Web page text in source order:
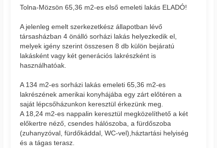
Tolna-Mözsön 65,36 m2-es első emeleti lakás ELADÓ!
A jelenleg emelt szerkezetkész állapotban lévő
társasházban 4 önálló sorházi lakás helyezkedik el,
melyek igény szerint összesen 8 db külön bejáratú
lakásként vagy két generációs lakrészként is
használhatóak.
A 134 m2-es sorházi lakás emeleti 65,36 m2-es
lakrészének amerikai konyhájába egy zárt előtéren a
saját lépcsőházunkon keresztül érkezünk meg.
A 18,24 m2-es nappalin keresztül megközelíthető a két
előkertre néző, csendes hálószoba, a fürdőszoba
(zuhanyzóval, fürdőkáddal, WC-vel),háztartási helyiség
és a tágas terasz.